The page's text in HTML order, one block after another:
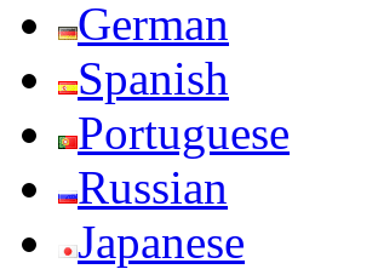
German
Spanish
Portuguese
Russian
Japanese